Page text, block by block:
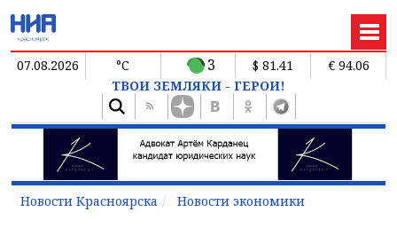
07.08.2026 °C 3 $ 81.41
€ 94.06
ТВОИ ЗЕМЛЯКИ - ГЕРОИ!
Новости Красноярска Новости экономики